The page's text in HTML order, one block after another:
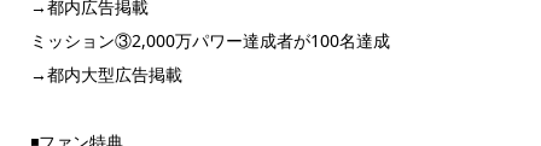
→都内広告掲載
ミッション③2,000万パワー達成者が100名達成
→都内大型広告掲載